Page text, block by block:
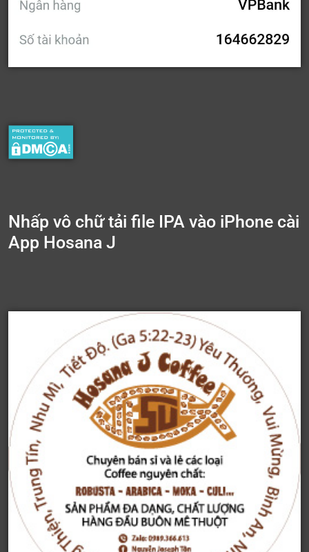
Nhấp vô chữ tải file IPA vào iPhone cài
App Hosana J